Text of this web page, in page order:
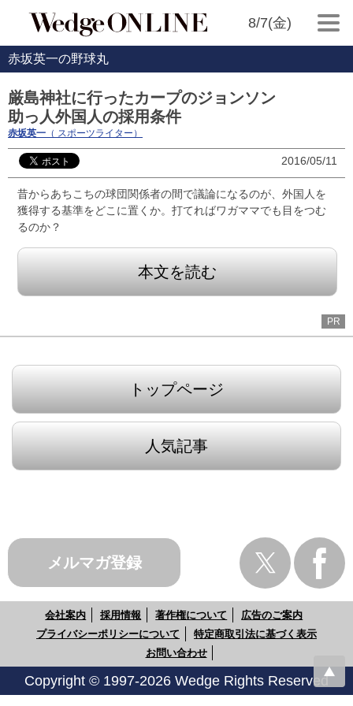
8/7(金)
赤坂英一の野球丸
厳島神社に行ったカープのジョンソン
助っ人外国人の採用条件
赤坂英一 （ スポーツライター）
2016/05/11
昔からあちこちの球団関係者の間で議論になるのが、外国人を
獲得する基準をどこに置くか。打てればワガママでも目をつむ
るのか？
本文を読む
PR
トップページ
人気記事
メルマガ登録
会社案内 採用情報 著作権について
広告のご案内
プライバシーポリシーについて
特定商取引法に基づく表示
お問い合わせ
Copyright © 1997-2026 Wedge Rights Reserved